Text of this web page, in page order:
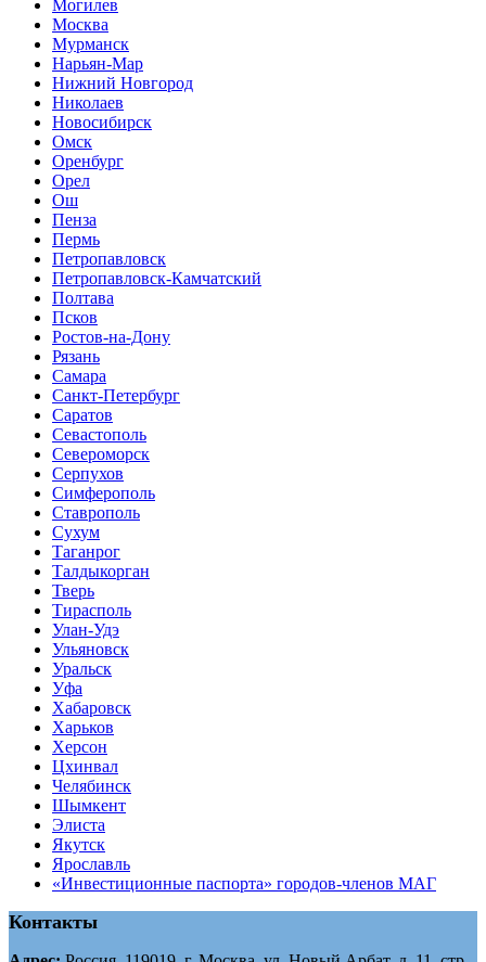
Могилев
Москва
Мурманск
Нарьян-Мар
Нижний Новгород
Николаев
Новосибирск
Омск
Оренбург
Орел
Ош
Пенза
Пермь
Петропавловск
Петропавловск-Камчатский
Полтава
Псков
Ростов-на-Дону
Рязань
Самара
Санкт-Петербург
Саратов
Севастополь
Североморск
Серпухов
Симферополь
Ставрополь
Сухум
Таганрог
Tалдыкорган
Тверь
Тирасполь
Улан-Удэ
Ульяновск
Уральск
Уфа
Хабаровск
Харьков
Херсон
Цхинвал
Челябинск
Шымкент
Элиста
Якутск
Ярославль
«Инвестиционные паспорта» городов-членов МАГ
Контакты